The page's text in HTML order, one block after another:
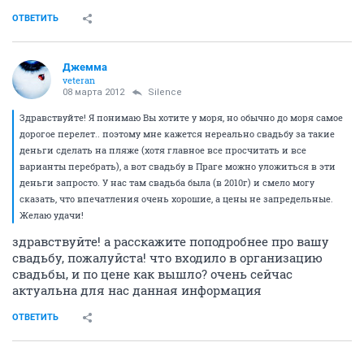
ОТВЕТИТЬ
Джемма
veteran
08 марта 2012 Silence
Здравствуйте! Я понимаю Вы хотите у моря, но обычно до моря самое
дорогое перелет.. поэтому мне кажется нереально свадьбу за такие
деньги сделать на пляже (хотя главное все просчитать и все
варианты перебрать), а вот свадьбу в Праге можно уложиться в эти
деньги запросто. У нас там свадьба была (в 2010г) и смело могу
сказать, что впечатления очень хорошие, а цены не запредельные.
Желаю удачи!
здравствуйте! а расскажите поподробнее про вашу
свадьбу, пожалуйста! что входило в организацию
свадьбы, и по цене как вышло? очень сейчас
актуальна для нас данная информация
ОТВЕТИТЬ